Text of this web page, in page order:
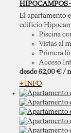
HIPOCAMPOS
El apartamento
edificio
Piscina
Vistas al
Primera
Acceso
desde 62,00 € /
+ INFO